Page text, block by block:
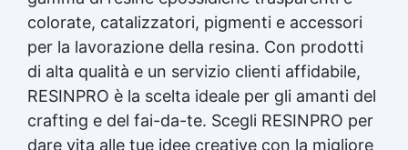
colorate, catalizzatori, pigmenti e accessori
per la lavorazione della resina. Con prodotti
di alta qualità e un servizio clienti affidabile,
RESINPRO è la scelta ideale per gli amanti del
crafting e del fai-da-te. Scegli RESINPRO per
dare vita alle tue idee creative con la migliore